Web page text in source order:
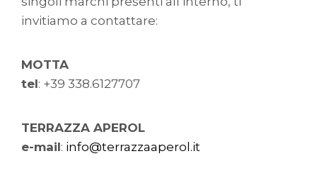
invitiamo a contattare:
MOTTA
tel: +39 338.6127707
TERRAZZA APEROL
e-mail: info@terrazzaaperol.it